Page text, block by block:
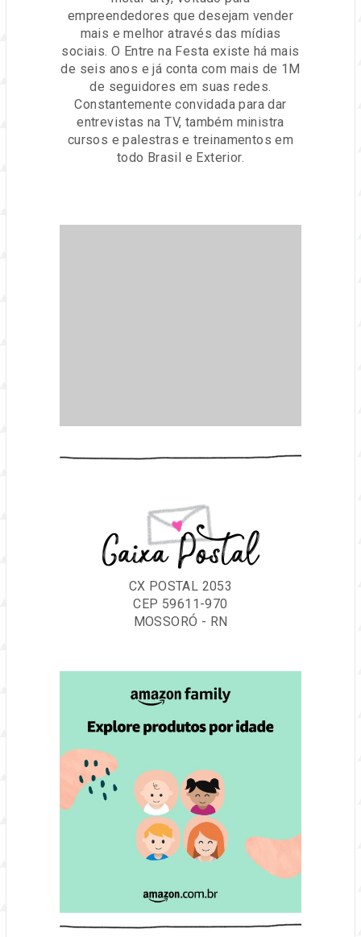
empreendedores que desejam vender
mais e melhor através das mídias
sociais. O Entre na Festa existe há mais
de seis anos e já conta com mais de 1M
de seguidores em suas redes.
Constantemente convidada para dar
entrevistas na TV, também ministra
cursos e palestras e treinamentos em
todo Brasil e Exterior.
Caixa Postal
CX POSTAL 2053
CEP 59611-970
MOSSORÓ - RN